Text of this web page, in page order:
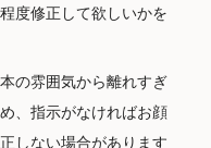
度修正して欲しいかを
の雰囲気から離れすぎ
、指示がなければお顔
しない場合があります